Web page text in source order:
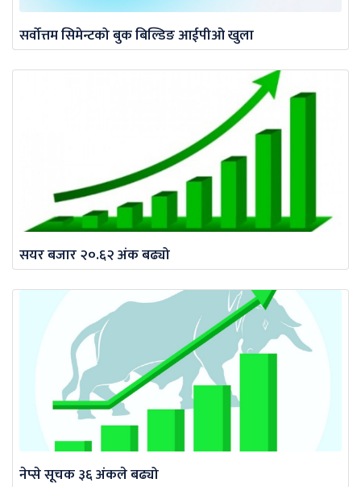
सर्वोत्तम सिमेन्टको बुक बिल्डिङ आईपीओ खुला
सयर बजार २०.६२ अंक बढ्यो
नेप्से सूचक ३६ अंकले बढ्यो